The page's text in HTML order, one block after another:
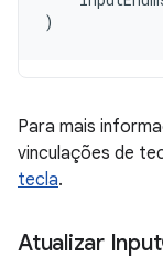
)
Para mais
vinculações de
tecla.
Atualizar Input